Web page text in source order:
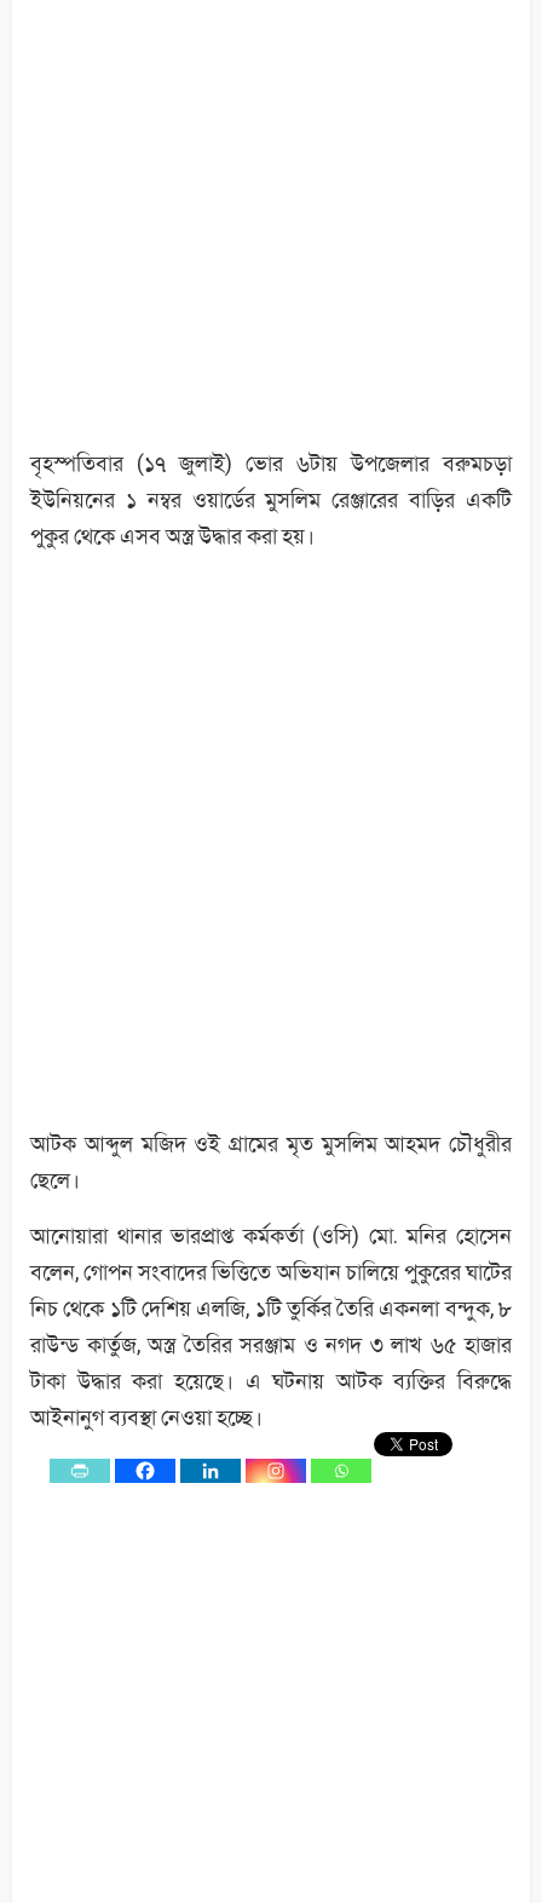
বৃহস্পতিবার (১৭ জুলাই) ভোর ৬টায় উপজেলার বরুমচড়া
ইউনিয়নের ১ নম্বর ওয়ার্ডের মুসলিম রেঞ্জারের বাড়ির একটি
পুকুর থেকে এসব অস্ত্র উদ্ধার করা হয়।
আটক আব্দুল মজিদ ওই গ্রামের মৃত মুসলিম আহমদ চৌধুরীর
ছেলে।
আনোয়ারা থানার ভারপ্রাপ্ত কর্মকর্তা (ওসি) মো. মনির হোসেন
বলেন, গোপন সংবাদের ভিত্তিতে অভিযান চালিয়ে পুকুরের ঘাটের
নিচ থেকে ১টি দেশিয় এলজি, ১টি তুর্কির তৈরি একনলা বন্দুক, ৮
রাউন্ড কার্তুজ, অস্ত্র তৈরির সরঞ্জাম ও নগদ ৩ লাখ ৬৫ হাজার
টাকা উদ্ধার করা হয়েছে। এ ঘটনায় আটক ব্যক্তির বিরুদ্ধে
আইনানুগ ব্যবস্থা নেওয়া হচ্ছে।